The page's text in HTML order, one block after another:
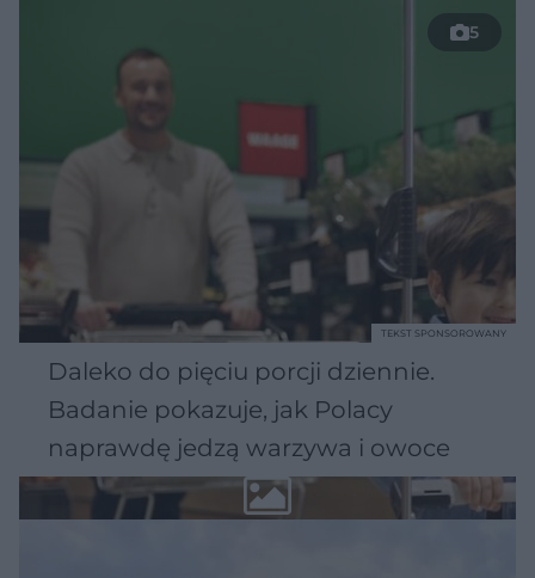
5
Daleko do pięciu porcji dziennie.
Badanie pokazuje, jak Polacy
naprawdę jedzą warzywa i owoce
TEKST SPONSOROWANY